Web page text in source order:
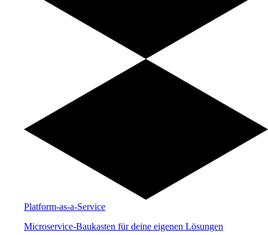
Platform-as-a-Service
Microservice-Baukasten für deine eigenen Lösungen